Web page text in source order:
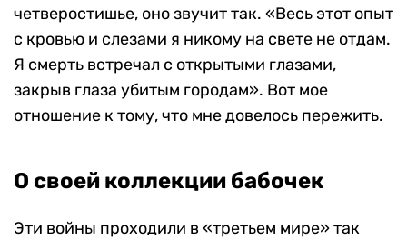
четверостишье, оно звучит так. «Весь этот опыт
с кровью и слезами я никому на свете не отдам.
Я смерть встречал с открытыми глазами,
закрыв глаза убитым городам». Вот мое
отношение к тому, что мне довелось пережить.
О своей коллекции бабочек
Эти войны проходили в «третьем мире» так